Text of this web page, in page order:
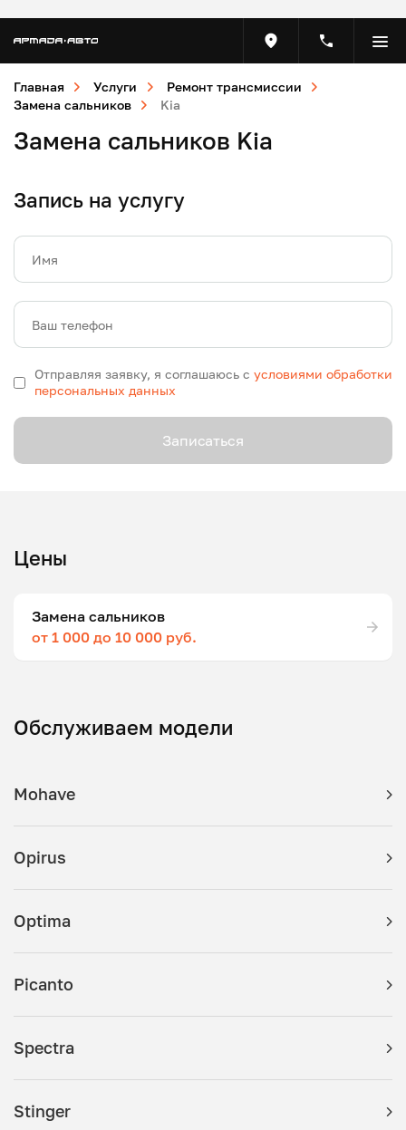
Главная Услуги
Ремонт трансмиссии
Замена сальников
Kia
Замена сальников Kia
Запись на услугу
Имя
Ваш телефон
Отправляя заявку, я соглашаюсь с условиями обработки
персональных данных
Записаться
Цены
Замена сальников
от 1 000 до 10 000 руб.
Обслуживаем модели
Mohave
Opirus
Optima
Picanto
Spectra
Stinger